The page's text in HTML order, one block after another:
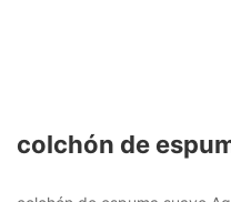
colchón de